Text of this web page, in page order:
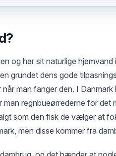
og har sit naturlige
grundet dens gode
man fanger den. I
regnbueørrederne for det
som den fisk de vælger at
men disse kommer fra